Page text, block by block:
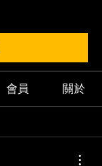
會員 關於